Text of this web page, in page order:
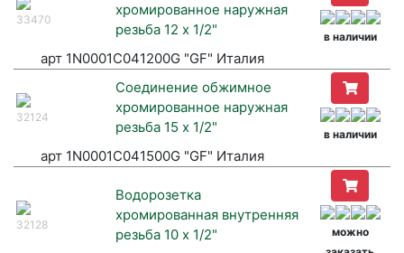
33470
хромированное наружная
резьба 12 х 1/2"
в наличии
арт 1N0001C041200G "GF" Италия
32124
Соединение обжимное
хромированное наружная
резьба 15 х 1/2"
в наличии
арт 1N0001C041500G "GF" Италия
32128
Водорозетка
хромированная внутренняя
резьба 10 х 1/2"
можно